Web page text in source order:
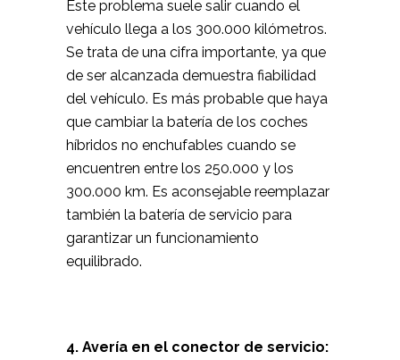
Este problema suele salir cuando el
vehículo llega a los 300.000 kilómetros.
Se trata de una cifra importante, ya que
de ser alcanzada demuestra fiabilidad
del vehículo. Es más probable que haya
que cambiar la batería de los coches
híbridos no enchufables cuando se
encuentren entre los 250.000 y los
300.000 km. Es aconsejable reemplazar
también la batería de servicio para
garantizar un funcionamiento
equilibrado.
4. Avería en el conector de servicio: